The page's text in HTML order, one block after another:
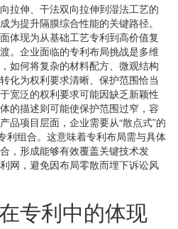
拉伸、干法双向拉伸到湿法工艺的
为提升隔膜综合性能的关键路径。
体现为从基础工艺专利到高价值复
。企业面临的专利布局挑战是多维
如何将复杂的材料配方、微观结构
化为权利要求清晰、保护范围恰当
宽泛的权利要求可能因缺乏新颖性
的描述则可能使保护范围过窄，容
品项目层面，企业需要从“散点式”的
利组合。这意味着专利布局需与具体
，形成能够有效覆盖关键技术发
网，避免因布局零散而埋下诉讼风
专利中的体现